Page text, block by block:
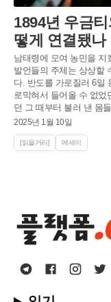
1894년 우금
떻게 연결됐나
남태령에 모여 농민을 지
발언들의 주체는 상상할
다. 반도를 가로질러 6일
로막혀서 들어올 수 없었
던 그 때부터 불러 낸 몸
2025년 1월 10일
[읽을거리] 에세이